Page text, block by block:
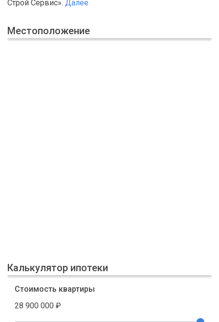
Строй Сервис». Далее
Местоположение
Калькулятор ипотеки
Стоимость квартиры
28 900 000 ₽